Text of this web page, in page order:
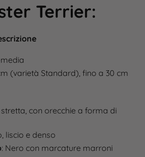
Terrier:
(varietà Standard), fino a 30 cm
stretta, con orecchie a forma di
liscio e denso​
: Nero con marcature marroni​